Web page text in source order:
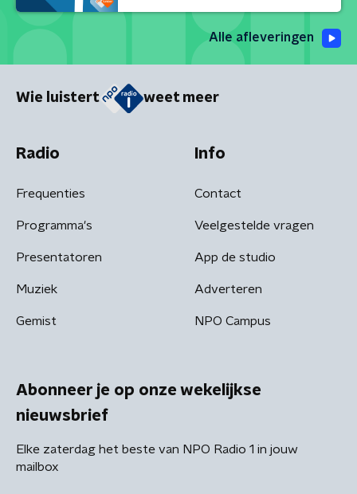
Alle afleveringen
Wie luistert weet meer
Radio
Frequenties
Programma's
Presentatoren
Muziek
Gemist
Info
Contact
Veelgestelde vragen
App de studio
Adverteren
NPO Campus
Abonneer je op onze wekelijkse
nieuwsbrief
Elke zaterdag het beste van NPO Radio 1 in jouw
mailbox